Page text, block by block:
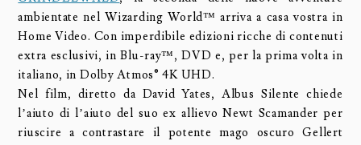
ambientate nel Wizarding World™ arriva a casa vostra in
Home Video. Con imperdibile edizioni ricche di contenuti
extra esclusivi, in Blu-ray™, DVD e, per la prima volta in
italiano, in Dolby Atmos® 4K UHD.
Nel film, diretto da David Yates, Albus Silente chiede
l’aiuto di l’aiuto del suo ex allievo Newt Scamander per
riuscire a contrastare il potente mago oscuro Gellert